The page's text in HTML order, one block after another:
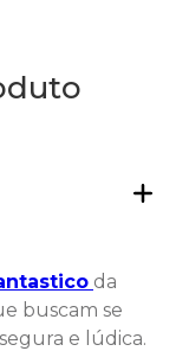
da
buscam se
e lúdica.